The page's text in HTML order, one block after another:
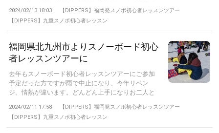
2024/02/13 18:03
【DIPPERS】福岡発スノボ初心者レッスンツアー
【DIPPERS】九重スノボ初心者レッスン
福岡県北九州市よりスノーボード初心
者レッスンツアーに
去年もスノーボード初心者レッスンツアーにご参加
予定だった方ですが雨で中止になり、今年リベン
ジ。情熱が違います。どんどん上手になりお二人と
2024/02/11 17:58
【DIPPERS】福岡発スノボ初心者レッスンツアー
【DIPPERS】九重スノボ初心者レッスン